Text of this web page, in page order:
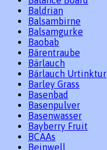
Baldrian
Balsambirne
Balsamgurke
Baobab
Bärentraube
Bärlauch
Bärlauch Urtinktur
Barley Grass
Basenbad
Basenpulver
Basenwasser
Bayberry Fruit
BCAAs
Beinwell